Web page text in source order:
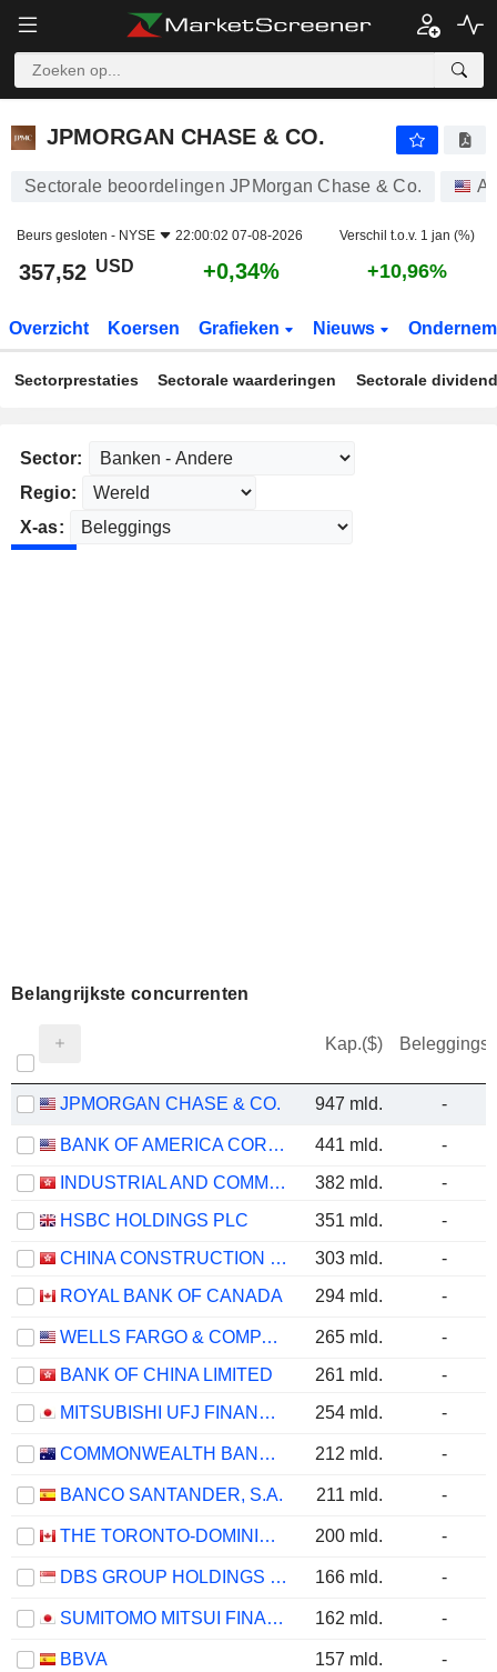
JPMORGAN CHASE & CO.
JPMORGAN CHASE & CO.
Sectorale beoordelingen JPMorgan Chase & Co.
Beurs gesloten - NYSE 22:00:02 07-08-2026 Verschil t.o.v. 1 jan (%)
357,52 USD +0,34% +10,96%
Overzicht Koersen Grafieken Nieuws
Sectorprestaties Sectorale waarderingen Sectorale
Sector:
Regio:
X-as:
Belangrijkste concurrenten
Kap.($) Beleggings
JPMORGAN CHASE & CO. 947 mld. -
BANK OF AMERICA CORPORATION 441 mld.
-
INDUSTRIAL AND COMMERCIAL BANK OF CHINA LIMITED
382 mld.
-
HSBC HOLDINGS PLC
351 mld.
-
CHINA CONSTRUCTION BANK CORPORATION
303 mld.
-
ROYAL BANK OF CANADA
294 mld. -
WELLS FARGO & COMPANY 265 mld.
-
BANK OF CHINA LIMITED
261 mld.
-
MITSUBISHI UFJ FINANCIAL GROUP, INC.
254 mld. -
COMMONWEALTH BANK OF AUSTRALIA 212 mld. -
BANCO SANTANDER, S.A. 211 mld. -
THE TORONTO-DOMINION BANK 200 mld. -
DBS GROUP HOLDINGS LTD 166 mld. -
SUMITOMO MITSUI FINANCIAL GROUP, INC. 162 mld. -
BBVA 157 mld. -